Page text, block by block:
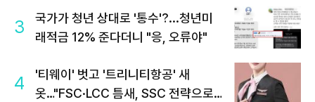
3
국가가 청년 상대로 '통수'?...청년미
래적금 12% 준다더니 "응, 오류야"
4
'티웨이' 벗고 '트리니티항공' 새
옷…"FSC·LCC 틈새, SSC 전략으로